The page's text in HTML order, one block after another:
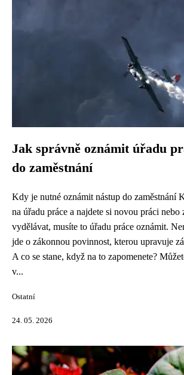
Jak správně oznámit úřadu
do zaměstnání
Kdy je nutné oznámit nástup do zaměstnání
na úřadu práce a najdete si novou práci
vydělávat, musíte to úřadu práce oznámit.
jde o zákonnou povinnost, kterou upravuje
A co se stane, když na to zapomenete?
v...
Ostatní
24. 05. 2026